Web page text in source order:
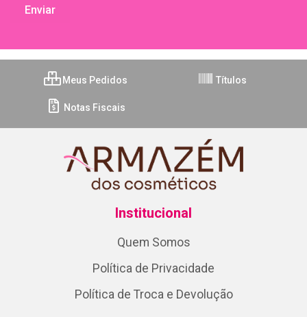
Meus Pedidos Títulos
Notas Fiscais
Institucional
Quem Somos
Política de Privacidade
Política de Troca e Devolução